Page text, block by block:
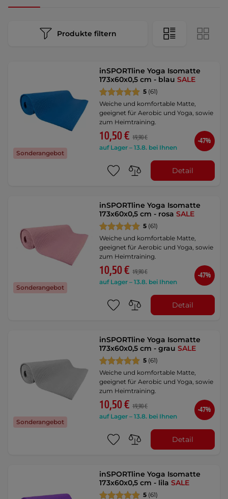
Produkte filtern
Sonderangebot
inSPORTline Yoga Isomatte
173x60x0,5 cm - blauSALE
5 (61)
Weiche und komfortable Matte,
geeignet für Aerobic und Yoga, sowie
zum Heimtraining.
10,50 € 19,90 €
auf Lager – 13.8. bei Ihnen
-47%
Detail
Sonderangebot
inSPORTline Yoga Isomatte
173x60x0,5 cm - rosaSALE
5 (61)
Weiche und komfortable Matte,
geeignet für Aerobic und Yoga, sowie
zum Heimtraining.
10,50 € 19,90 €
auf Lager – 13.8. bei Ihnen
-47%
Detail
Sonderangebot
inSPORTline Yoga Isomatte
173x60x0,5 cm - grauSALE
5 (61)
Weiche und komfortable Matte,
geeignet für Aerobic und Yoga, sowie
zum Heimtraining.
10,50 € 19,90 €
auf Lager – 13.8. bei Ihnen
-47%
Detail
inSPORTline Yoga Isomatte
173x60x0,5 cm - lilaSALE
5 (61)